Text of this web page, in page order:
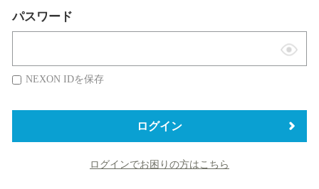
パスワード
表
替
NEXON IDを保存
ログイン
ログインでお困りの方はこちら